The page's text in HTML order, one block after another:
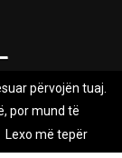
Kontakt
në vitin
përvojën tuaj.
por mund të
Lexo më tepër